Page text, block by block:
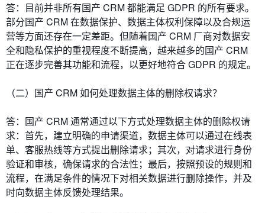
答：目前并非所有国产 CRM 都能满足 GDPR 的所有要求。
部分国产 CRM 在数据保护、数据主体权利保障以及合规运
营等方面还存在一定差距。但随着国产 CRM 厂商对数据安
全和隐私保护的重视程度不断提高，越来越多的国产 CRM
正在逐步完善其功能和流程，以更好地符合 GDPR 的规定。
（二）国产 CRM 如何处理数据主体的删除权请求？
答：国产 CRM 通常通过以下方式处理数据主体的删除权请
求：首先，建立明确的申请渠道，数据主体可以通过在线表
单、客服热线等方式提出删除请求；其次，对请求进行身份
验证和审核，确保请求的合法性；最后，按照预设的规则和
流程，在满足条件的情况下对相关数据进行删除操作，并及
时向数据主体反馈处理结果。